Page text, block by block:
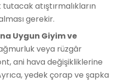
atıştırmalıkların
gerekir.
Uygun Giyim ve
veya rüzgâr
ani hava değişikliklerine
yedek çorap ve şapka